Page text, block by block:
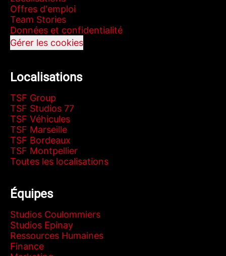
Offres d'emploi
Team Stories
Données et confidentialité
Gérer les cookies
Localisations
TSF Group
TSF Studios 77
TSF Véhicules
TSF Marseille
TSF Bordeaux
TSF Montpellier
Toutes les localisations
Équipes
Studios Coulommiers
Studios Epinay
Ressources Humaines
Finance